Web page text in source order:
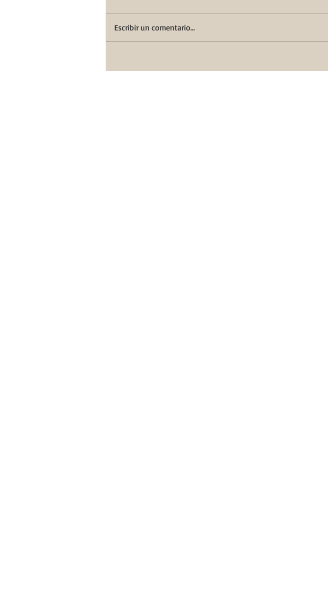
Escribir un comentario...